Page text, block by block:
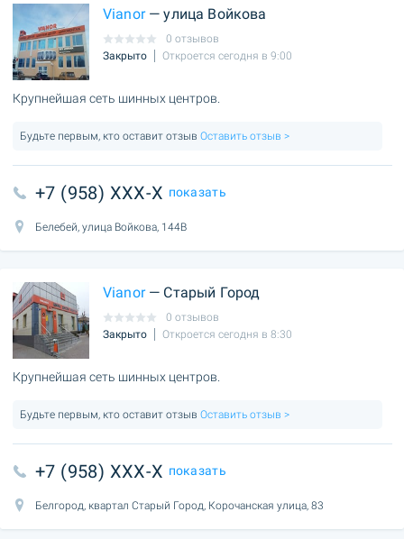
Vianor— улица Войкова
0 отзывов
Закрыто
Откроется сегодня в 9:00
Крупнейшая сеть шинных центров.
Будьте первым, кто оставит отзыв Оставить отзыв >
+7 (958) XXX-X показать
Белебей, улица Войкова, 144В
Vianor— Старый Город
0 отзывов
Закрыто
Откроется сегодня в 8:30
Крупнейшая сеть шинных центров.
Будьте первым, кто оставит отзыв Оставить отзыв >
+7 (958) XXX-X показать
Белгород, квартал Старый Город, Корочанская улица, 83